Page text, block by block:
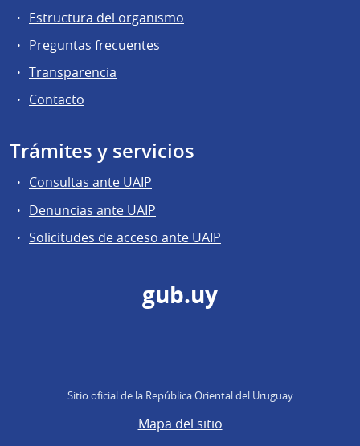
Estructura del organismo
Preguntas frecuentes
Transparencia
Contacto
Trámites y servicios
Consultas ante UAIP
Denuncias ante UAIP
Solicitudes de acceso ante UAIP
gub.uy
Sitio oficial de la República Oriental del Uruguay
Mapa del sitio